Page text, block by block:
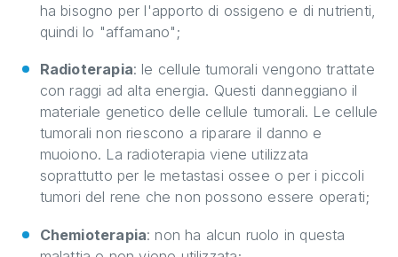
ha bisogno per l'apporto di ossigeno e di nutrienti,
quindi lo "affamano";
Radioterapia: le cellule tumorali vengono trattate
con raggi ad alta energia. Questi danneggiano il
materiale genetico delle cellule tumorali. Le cellule
tumorali non riescono a riparare il danno e
muoiono. La radioterapia viene utilizzata
soprattutto per le metastasi ossee o per i piccoli
tumori del rene che non possono essere operati;
Chemioterapia: non ha alcun ruolo in questa